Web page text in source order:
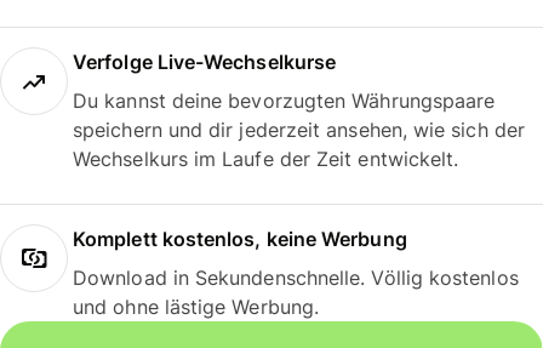
Verfolge Live-Wechselkurse
Du kannst deine bevorzugten Währungspaare
speichern und dir jederzeit ansehen, wie sich der
Wechselkurs im Laufe der Zeit entwickelt.
Komplett kostenlos, keine Werbung
Download in Sekundenschnelle. Völlig kostenlos
und ohne lästige Werbung.